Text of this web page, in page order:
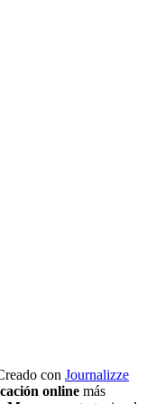
con Journalizze
online más